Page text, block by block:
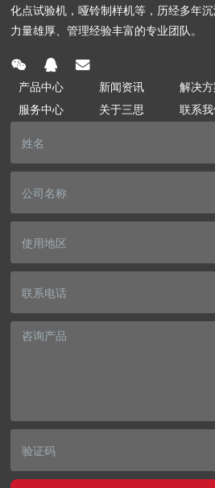
化点试验机，哑铃制样机等，历经多年
力量雄厚、管理经验丰富的专业团队。
产品中心 新闻资讯 解决
服务中心
关于三思 联系